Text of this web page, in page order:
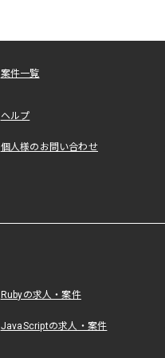
案件一覧
ヘルプ
個人様のお問い合わせ
Rubyの求人・案件
JavaScriptの求人・案件